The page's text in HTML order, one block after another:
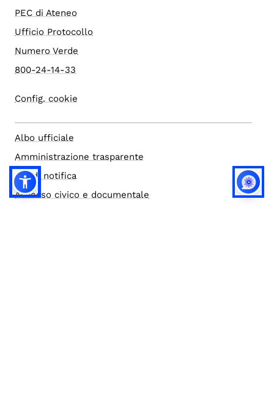
PEC di Ateneo
Ufficio Protocollo
Numero Verde
800-24-14-33
Config. cookie
Albo ufficiale
Amministrazione trasparente
Atti di notifica
Accesso civico e documentale